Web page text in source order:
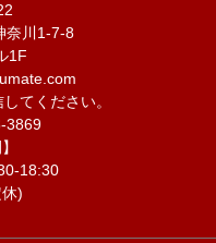
奈川1-7-8
1F
てください。
3869
18:30
)